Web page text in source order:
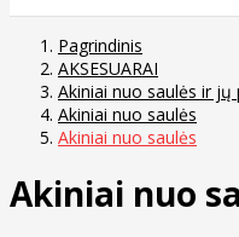
Pagrindinis
AKSESUARAI
Akiniai nuo saulės ir jų
Akiniai nuo saulės
Akiniai nuo saulės
Akiniai nuo